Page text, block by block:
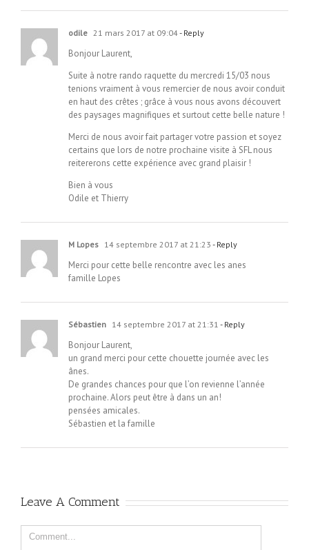
odile 21 mars 2017 at 09:04- Reply
Bonjour Laurent,
Suite à notre rando raquette du mercredi 15/03 nous
tenions vraiment à vous remercier de nous avoir conduit
en haut des crêtes ; grâce à vous nous avons découvert
des paysages magnifiques et surtout cette belle nature !
Merci de nous avoir fait partager votre passion et soyez
certains que lors de notre prochaine visite à SFL nous
reitererons cette expérience avec grand plaisir !
Bien à vous
Odile et Thierry
M Lopes 14 septembre 2017 at 21:23 - Reply
Merci pour cette belle rencontre avec les anes
famille Lopes
Sébastien 14 septembre 2017 at 21:31 - Reply
Bonjour Laurent,
un grand merci pour cette chouette journée avec les
ânes.
De grandes chances pour que l’on revienne l’année
prochaine. Alors peut être à dans un an!
pensées amicales.
Sébastien et la famille
Leave A Comment
Comment